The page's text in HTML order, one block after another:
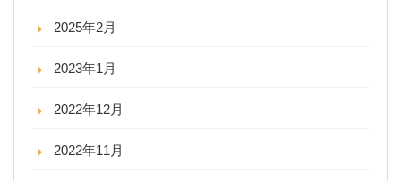
2025年2月
2023年1月
2022年12月
2022年11月